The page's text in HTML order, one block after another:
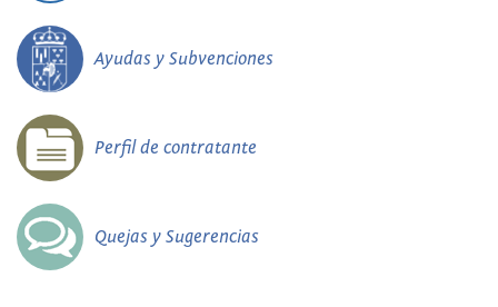
Ayudas y Subvenciones
Perfil de contratante
Quejas y Sugerencias